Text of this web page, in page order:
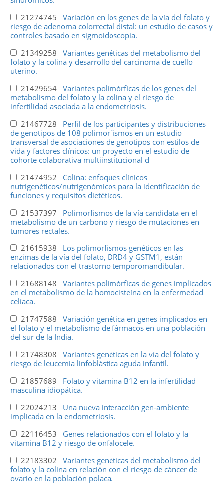
21274745 Variación en los genes de la vía del folato y
riesgo de adenoma colorrectal distal: un estudio de casos y
controles basado en sigmoidoscopia.
21349258 Variantes genéticas del metabolismo del
folato y la colina y desarrollo del carcinoma de cuello
uterino.
21429654 Variantes polimórficas de los genes del
metabolismo del folato y la colina y el riesgo de
infertilidad asociada a la endometriosis.
21467728 Perfil de los participantes y distribuciones
de genotipos de 108 polimorfismos en un estudio
transversal de asociaciones de genotipos con estilos de
vida y factores clínicos: un proyecto en el estudio de
cohorte colaborativa multiinstitucional d
21474952 Colina: enfoques clínicos
nutrigenéticos/nutrigenómicos para la identificación de
funciones y requisitos dietéticos.
21537397 Polimorfismos de la vía candidata en el
metabolismo de un carbono y riesgo de mutaciones en
tumores rectales.
21615938 Los polimorfismos genéticos en las
enzimas de la vía del folato, DRD4 y GSTM1, están
relacionados con el trastorno temporomandibular.
21688148 Variantes polimórficas de genes implicados
en el metabolismo de la homocisteína en la enfermedad
celíaca.
21747588 Variación genética en genes implicados en
el folato y el metabolismo de fármacos en una población
del sur de la India.
21748308 Variantes genéticas en la vía del folato y
riesgo de leucemia linfoblástica aguda infantil.
21857689 Folato y vitamina B12 en la infertilidad
masculina idiopática.
22024213 Una nueva interacción gen-ambiente
implicada en la endometriosis.
22116453 Genes relacionados con el folato y la
vitamina B12 y riesgo de onfalocele.
22183302 Variantes genéticas del metabolismo del
folato y la colina en relación con el riesgo de cáncer de
ovario en la población polaca.